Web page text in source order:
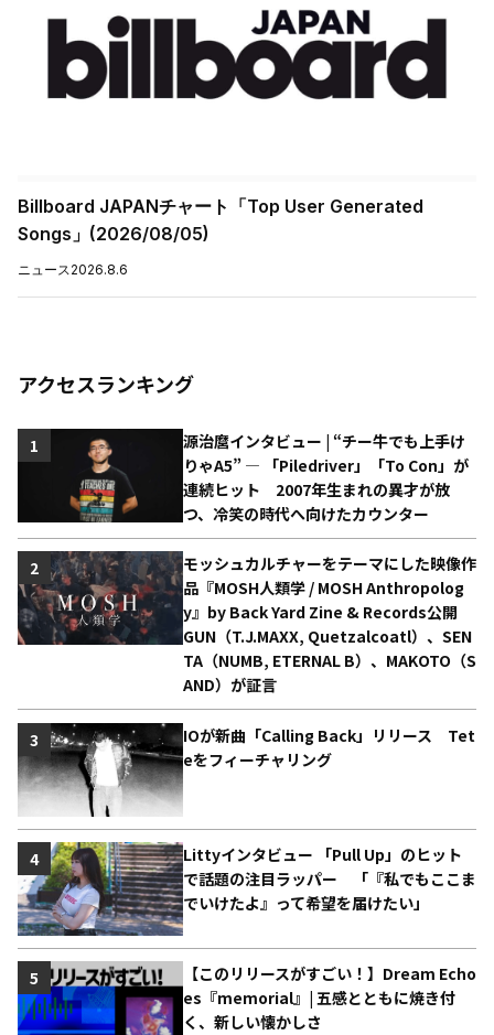
Billboard JAPANチャート「Top User Generated
Songs」(2026/08/05)
ニュース 2026.8.6
アクセスランキング
源治麿インタビュー | “チー牛でも上手け
りゃA5” ― 「Piledriver」「To Con」が
連続ヒット 2007年生まれの異才が放
つ、冷笑の時代へ向けたカウンター
1
モッシュカルチャーをテーマにした映像作
品『MOSH人類学 / MOSH Anthropolog
y』by Back Yard Zine & Records公開
GUN（T.J.MAXX, Quetzalcoatl）、SEN
TA（NUMB, ETERNAL B）、MAKOTO（S
AND）が証言
2
IOが新曲「Calling Back」リリース Tet
eをフィーチャリング
3
Littyインタビュー 「Pull Up」のヒット
で話題の注目ラッパー 「『私でもここま
でいけたよ』って希望を届けたい」
4
【このリリースがすごい！】Dream Echo
es『memorial』| 五感とともに焼き付
く、新しい懐かしさ
5